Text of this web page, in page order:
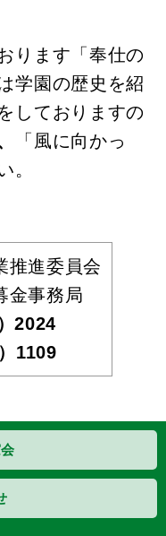
ります「奉仕の
学園の歴史を紹
しておりますの
「風に向かっ
。
推進委員会
金事務局
2024
1109